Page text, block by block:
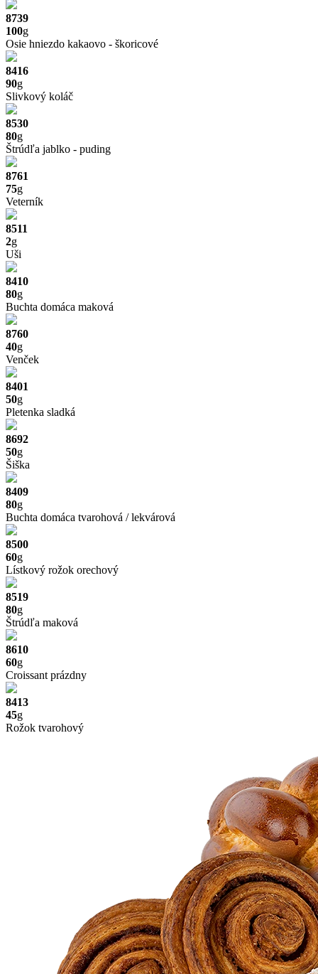
8739
100g
Osie hniezdo kakaovo - škoricové
8416
90g
Slivkový koláč
8530
80g
Štrúdľa jablko - puding
8761
75g
Veterník
8511
2g
Uši
8410
80g
Buchta domáca maková
8760
40g
Venček
8401
50g
Pletenka sladká
8692
50g
Šiška
8409
80g
Buchta domáca tvarohová / lekvárová
8500
60g
Lístkový rožok orechový
8519
80g
Štrúdľa maková
8610
60g
Croissant prázdny
8413
45g
Rožok tvarohový